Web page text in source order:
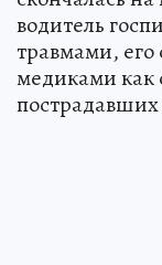
водитель
травмами, его
медиками как